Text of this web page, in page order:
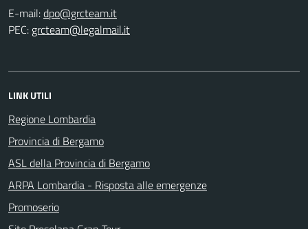
E-mail:
PEC:
LINK UTILI
Regione Lombardia
Provincia di Bergamo
ASL della Provincia di Bergamo
ARPA Lombardia - Risposta alle emergenze
Promoserio